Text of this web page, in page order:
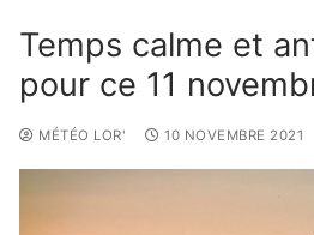
Temps calme et
pour ce 11
MÉTÉO LOR' 10 NOVEMBRE 2021